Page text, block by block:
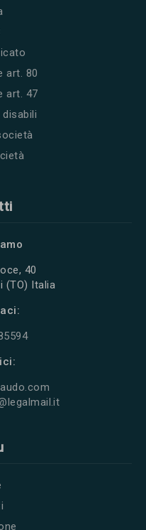
art. 80
art. 47
disabili
40
(TO) Italia